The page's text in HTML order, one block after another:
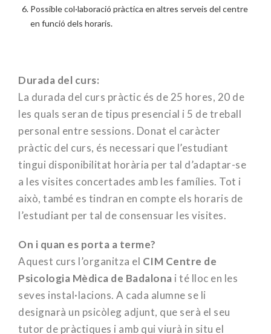
Possible col·laboració pràctica en altres serveis del centre
en funció dels horaris.
Durada del curs:
La durada del curs pràctic és de 25 hores, 20 de
les quals seran de tipus presencial i 5 de treball
personal entre sessions. Donat el caràcter
pràctic del curs, és necessari que l’estudiant
tingui disponibilitat horària per tal d’adaptar-se
a les visites concertades amb les famílies. Tot i
això, també es tindran en compte els horaris de
l’estudiant per tal de consensuar les visites.
On i quan es porta a terme?
Aquest curs l’organitza el CIM Centre de
Psicologia Mèdica de Badalona i té lloc en les
seves instal·lacions. A cada alumne se li
designarà un psicòleg adjunt, que serà el seu
tutor de pràctiques i amb qui viurà in situ el